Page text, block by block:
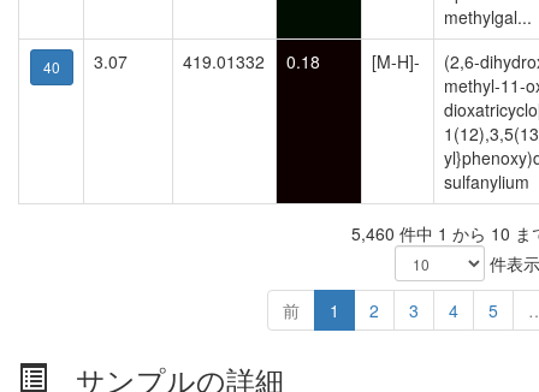
methylgal...
40 3.07 419.01332 0.18 [M-H]-
(2,6-
methyl-11-
sulfanylium
5,460 件中 1 から 10 ま
件表示
前
1 2 3 4 5
サンプルの詳細